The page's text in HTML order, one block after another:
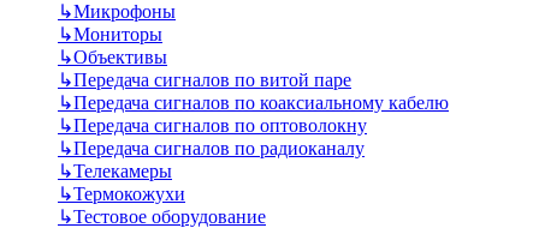
↳Микрофоны
↳Мониторы
↳Объективы
↳Передача сигналов по витой паре
↳Передача сигналов по коаксиальному кабелю
↳Передача сигналов по оптоволокну
↳Передача сигналов по радиоканалу
↳Телекамеры
↳Термокожухи
↳Тестовое оборудование